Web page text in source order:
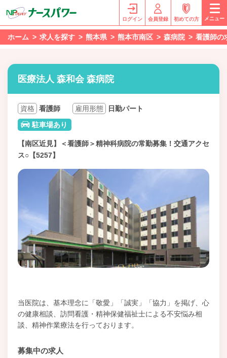
ログイン 会員登録 初めての方 メニュー
ホーム 求人を探す 熊本県 熊本市南区 森病院 看護師の
医療法人 森和会 森病院
資格 看護師 雇用形態
日勤パート
駐車場あり
【南区近見】＜看護師＞精神科病院の常勤募集！交通アクセ
ス○【5257】
当医院は、基本理念に「敬愛」「誠実」「協力」を掲げ、心
の健康相談、訪問看護・精神保健福祉士による不安悩み相
談、精神作業療法を行っております。
募集中の求人